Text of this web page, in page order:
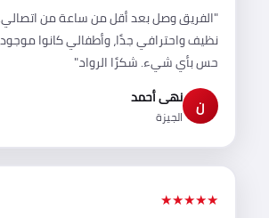
"الفريق وصل بعد أقل من ساعة من
نظيف واحترافي جدًا، وأطفالي كانوا
حس بأي شيء. شكرًا الرواد."
ن نهى أحمد
الجيزة
★★★★★